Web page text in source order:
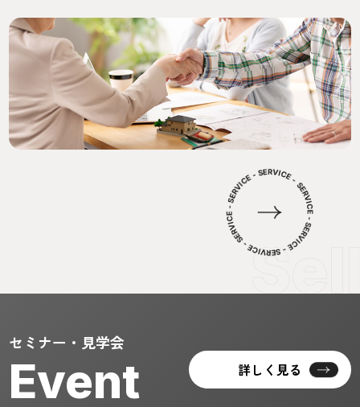
セミナー・見学会
Event 詳しく見る